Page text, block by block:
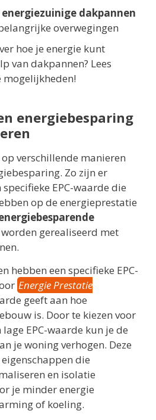
energiezuinige dakpannen
overwegingen
hoe je energie kunt
van dakpannen? Lees
mogelijkheden!
energiebesparing
verschillende manieren
Zo zijn er
EPC-waarde die
op de energieprestatie
gerealiseerd met
hebben een specifieke EPC-
Energie Prestatie
geeft aan hoe
is. Door te kiezen voor
EPC-waarde kun je de
je woning verhogen. Deze
die
en isolatie
je minder energie
of koeling.